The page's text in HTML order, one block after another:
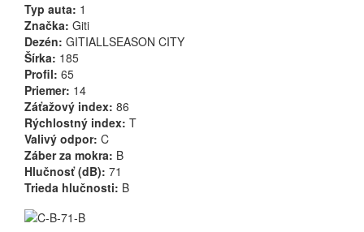
Typ auta: 1
Značka: Giti
Dezén: GITIALLSEASON CITY
Šírka: 185
Profil: 65
Priemer: 14
Záťažový index: 86
Rýchlostný index: T
Valivý odpor: C
Záber za mokra: B
Hlučnosť (dB): 71
Trieda hlučnosti: B